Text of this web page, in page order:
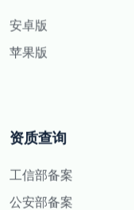
安卓版
苹果版
资质查询
工信部备案
公安部备案